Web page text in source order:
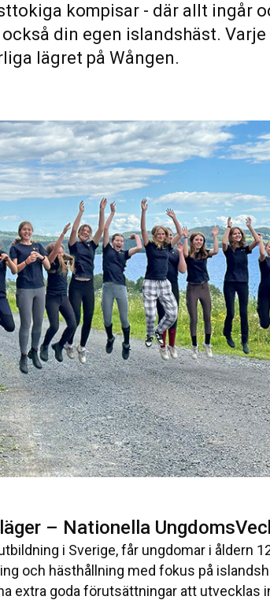
kompisar - där allt ingår
din egen islandshäst. Varje
lägret på Wången.
– Nationella
i Sverige, får ungdomar i åldern
och hästhållning med fokus på
extra goda förutsättningar att utvecklas